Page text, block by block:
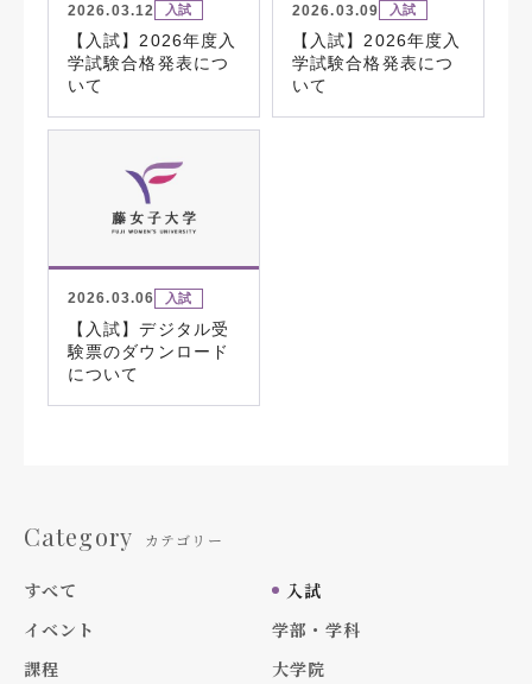
2026.03.12 入試
【入試】2026年度入
学試験合格発表につ
いて
2026.03.09 入試
【入試】2026年度入
学試験合格発表につ
いて
2026.03.06 入試
【入試】デジタル受
験票のダウンロード
について
Category カテゴリー
すべて
入試
イベント
学部・学科
課程
大学院